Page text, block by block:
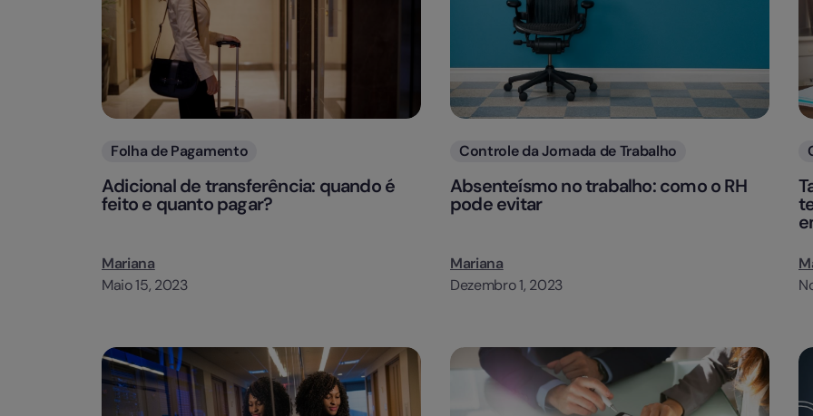
Categorias
Folha de Pagamento
Adicional de transferência: quando é
feito e quanto pagar?
Mariana
Maio 15, 2023
Categorias
Controle da Jornada de Trabalho
Absenteísmo no trabalho: como o RH
pode evitar
Mariana
Dezembro 1, 2023